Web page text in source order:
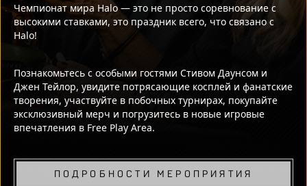
Чемпионат мира Halo — это не просто соревнование с
высокими ставками, это праздник всего, что связано с
Halo!
Познакомьтесь с особыми гостями Стивом Даунсом и
Джен Тейлор, увидите потрясающие косплей и фанатские
творения, участвуйте в побочных турнирах, покупайте
эксклюзивный мерч и погрузитесь в новые игровые
впечатления в Free Play Area.
ПОДРОБНОСТИ МЕРОПРИЯТИЯ